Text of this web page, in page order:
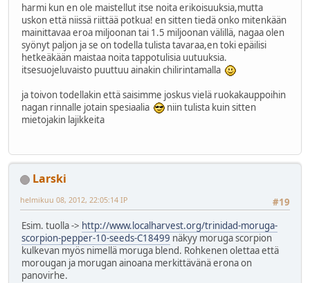
harmi kun en ole maistellut itse noita erikoisuuksia,mutta
uskon että niissä riittää potkua! en sitten tiedä onko mitenkään
mainittavaa eroa miljoonan tai 1.5 miljoonan välillä, nagaa olen
syönyt paljon ja se on todella tulista tavaraa,en toki epäilisi
hetkeäkään maistaa noita tappotulisia uutuuksia.
itsesuojeluvaisto puuttuu ainakin chilirintamalla
ja toivon todellakin että saisimme joskus vielä ruokakauppoihin
nagan rinnalle jotain spesiaalia
niin tulista kuin sitten
mietojakin lajikkeita
Larski
#19
helmikuu 08, 2012, 22:05:14 IP
Esim. tuolla -> http://www.localharvest.org/trinidad-moruga-
scorpion-pepper-10-seeds-C18499 näkyy moruga scorpion
kulkevan myös nimellä moruga blend. Rohkenen olettaa että
morougan ja morugan ainoana merkittävänä erona on
panovirhe.